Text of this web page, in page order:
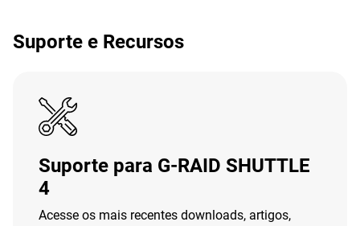
Suporte e Recursos
Suporte para G-RAID SHUTTLE
4
Acesse os mais recentes downloads, artigos,